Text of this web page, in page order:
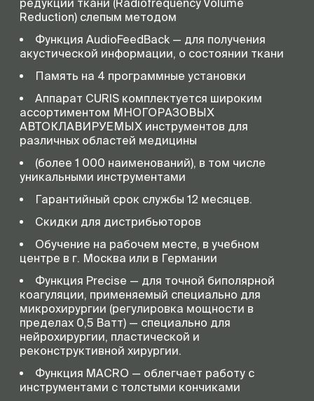
редукции ткани (Radiofrequency Volume
Reduction) слепым методом
Функция AudioFeedBack — для получения
акустической информации, о состоянии ткани
Память на 4 программные установки
Аппарат CURIS комплектуется широким
ассортиментом МНОГОРАЗОВЫХ
АВТОКЛАВИРУЕМЫХ инструментов для
различных областей медицины
(более 1 000 наименований), в том числе
уникальными инструментами
Гарантийный срок службы 12 месяцев.
Скидки для дистрибьюторов
Обучение на рабочем месте, в учебном
центре в г. Москва или в Германии
Функция Precise — для точной биполярной
коагуляции, применяемый специально для
микрохирургии (регулировка мощности в
пределах 0,5 Ватт) — специально для
нейрохирургии, пластической и
реконструктивной хирургии.
Функция MACRO — облегчает работу с
инструментами с толстыми кончиками